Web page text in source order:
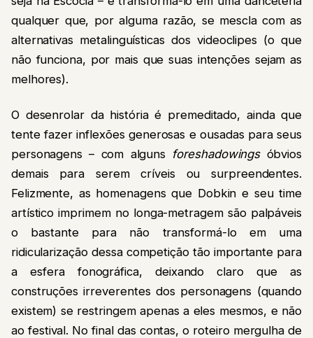
qualquer que, por alguma razão, se mescla com as
alternativas metalinguísticas dos videoclipes (o que
não funciona, por mais que suas intenções sejam as
melhores).
O desenrolar da história é premeditado, ainda que
tente fazer inflexões generosas e ousadas para seus
personagens – com alguns foreshadowingsóbvios
demais para serem críveis ou surpreendentes.
Felizmente, as homenagens que Dobkin e seu time
artístico imprimem no longa-metragem são palpáveis
o bastante para não transformá-lo em uma
ridicularização dessa competição tão importante para
a esfera fonográfica, deixando claro que as
construções irreverentes dos personagens (quando
existem) se restringem apenas a eles mesmos, e não
ao festival. No final das contas, o roteiro mergulha de